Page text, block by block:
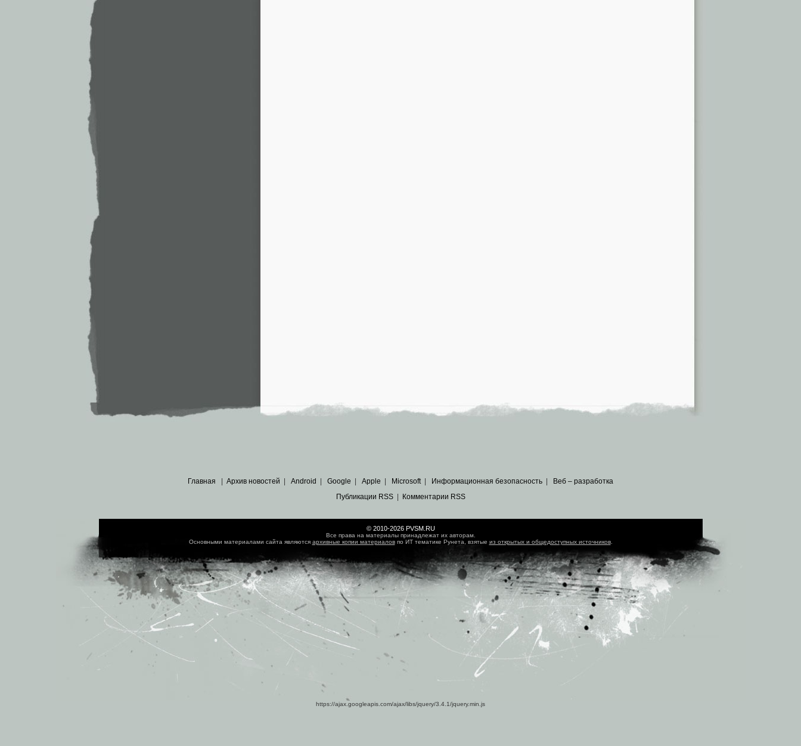
Главная Архив новостей Android Google Apple Microsoft| Информационная безопасность
Веб – разработка
Публикации RSS| Комментарии RSS
© 2010-2026 PVSM.RU
Все права на материалы принадлежат их авторам.
Основными материалами сайта являются архивные копии материаловпо ИТ тематике Рунета, взятые из открытых и общедоступных источников.
https://ajax.googleapis.com/ajax/libs/jquery/3.4.1/jquery.min.js